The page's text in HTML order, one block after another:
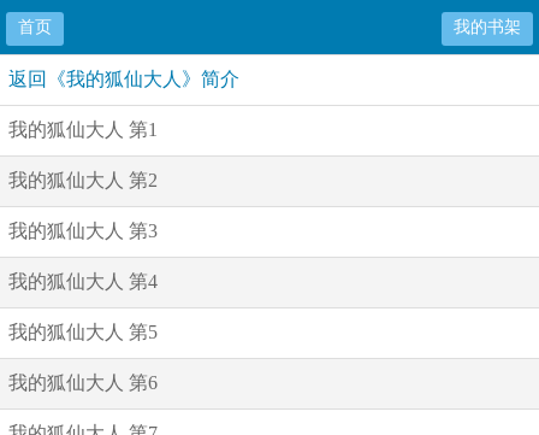
首页 我的书架
返回《我的狐仙大人》简介
我的狐仙大人 第1
我的狐仙大人 第2
我的狐仙大人 第3
我的狐仙大人 第4
我的狐仙大人 第5
我的狐仙大人 第6